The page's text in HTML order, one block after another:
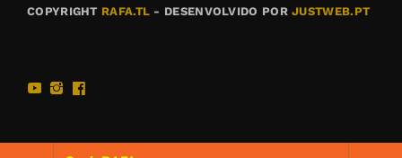
COPYRIGHT RAFA.TL - DESENVOLVIDO PORJUSTWEB.PT